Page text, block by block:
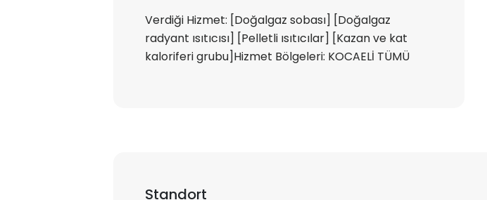
Verdiği Hizmet: [Doğalgaz sobası] [Doğalgaz
radyant ısıtıcısı] [Pelletli ısıtıcılar] [Kazan ve kat
kaloriferi grubu]Hizmet Bölgeleri: KOCAELİ TÜMÜ
Standort